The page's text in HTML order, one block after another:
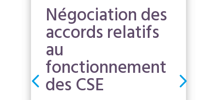
Négociation des
accords relatifs
au
fonctionnement
des CSE